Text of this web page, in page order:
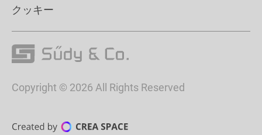
クッキー
Copyright © 2026 All Rights Reserved